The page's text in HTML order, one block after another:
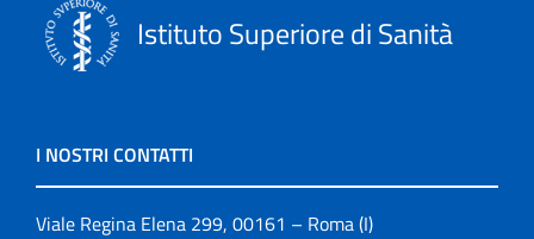
Istituto Superiore di Sanità
I NOSTRI CONTATTI
Viale Regina Elena 299, 00161 – Roma (I)